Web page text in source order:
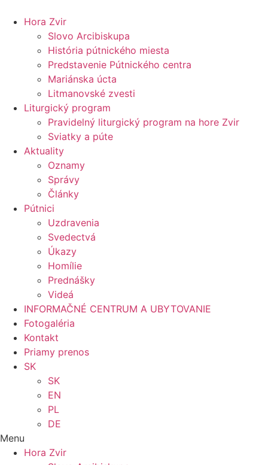
Hora Zvir
Slovo Arcibiskupa
História pútnického miesta
Predstavenie Pútnického centra
Mariánska úcta
Litmanovské zvesti
Liturgický program
Pravidelný liturgický program na hore Zvir
Sviatky a púte
Aktuality
Oznamy
Správy
Články
Pútnici
Uzdravenia
Svedectvá
Úkazy
Homílie
Prednášky
Videá
INFORMAČNÉ CENTRUM A UBYTOVANIE
Fotogaléria
Kontakt
Priamy prenos
SK
SK
EN
PL
DE
Menu
Hora Zvir